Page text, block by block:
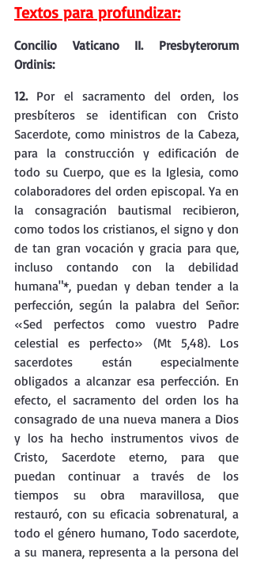
Textos para profundizar:
Concilio Vaticano II. Presbyterorum
Ordinis:
12. Por el sacramento del orden, los
presbíteros se identifican con Cristo
Sacerdote, como ministros de la Cabeza,
para la construcción y edificación de
todo su Cuerpo, que es la Iglesia, como
colaboradores del orden episcopal. Ya en
la consagración bautismal recibieron,
como todos los cristianos, el signo y don
de tan gran vocación y gracia para que,
incluso contando con la debilidad
humana"*, puedan y deban tender a la
perfección, según la palabra del Señor:
«Sed perfectos como vuestro Padre
celestial es perfecto» (Mt 5,48). Los
sacerdotes están especialmente
obligados a alcanzar esa perfección. En
efecto, el sacramento del orden los ha
consagrado de una nueva manera a Dios
y los ha hecho instrumentos vivos de
Cristo, Sacerdote eterno, para que
puedan continuar a través de los
tiempos su obra maravillosa, que
restauró, con su eficacia sobrenatural, a
todo el género humano, Todo sacerdote,
a su manera, representa a la persona del